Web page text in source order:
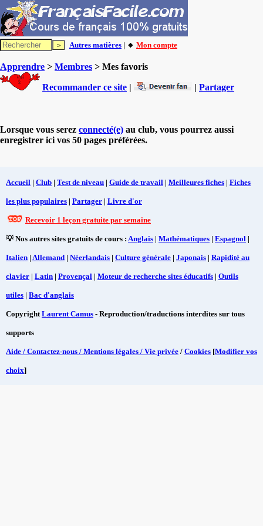
Autres matières | 🔸 Mon compte
Apprendre > Membres > Mes favoris
Recommander ce site | | Partager
Lorsque vous serez connecté(e) au club, vous pourrez aussi
enregistrer ici vos 50 pages préférées.
Accueil | Club | Test de niveau | Guide de travail | Meilleures fiches | Fiches
les plus populaires | Partager | Livre d'or
Recevoir 1 leçon gratuite par semaine
💡 Nos autres sites gratuits de cours : Anglais | Mathématiques | Espagnol |
Italien | Allemand | Néerlandais | Culture générale | Japonais | Rapidité au
clavier | Latin | Provençal | Moteur de recherche sites éducatifs | Outils
utiles | Bac d'anglais
CopyrightLaurent Camus - Reproduction/traductions interdites sur tous
supports
Aide / Contactez-nous / Mentions légales / Vie privée / Cookies [Modifier vos
choix]